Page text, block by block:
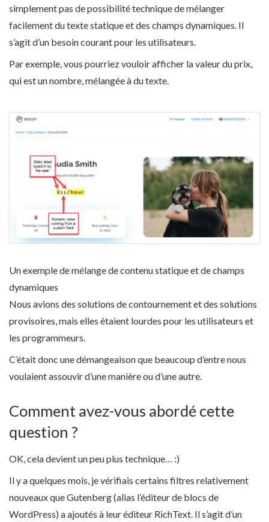
simplement pas de possibilité technique de mélanger
facilement du texte statique et des champs dynamiques. Il
s’agit d’un besoin courant pour les utilisateurs.
Par exemple, vous pourriez vouloir afficher la valeur du prix,
qui est un nombre, mélangée à du texte.
Un exemple de mélange de contenu statique et de champs
dynamiques
Nous avions des solutions de contournement et des solutions
provisoires, mais elles étaient lourdes pour les utilisateurs et
les programmeurs.
C’était donc une démangeaison que beaucoup d’entre nous
voulaient assouvir d’une manière ou d’une autre.
Comment avez-vous abordé cette
question ?
OK, cela devient un peu plus technique… :)
Il y a quelques mois, je vérifiais certains filtres relativement
nouveaux que Gutenberg (alias l’éditeur de blocs de
WordPress) a ajoutés à leur éditeur RichText. Il s’agit d’un